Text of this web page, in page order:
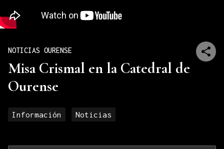
NOTICIAS OURENSE
Misa Crismal en la Catedral de
Ourense
Información Noticias